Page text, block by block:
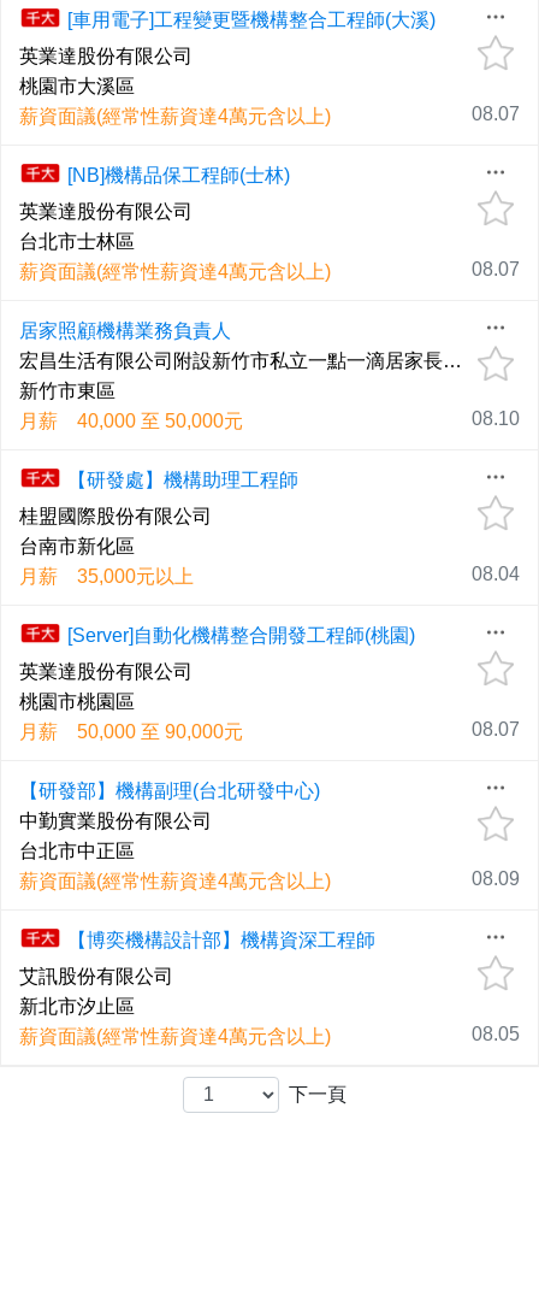
[車用電子]工程變更暨機構整合工程師(大溪)
英業達股份有限公司
桃園市大溪區
薪資面議(經常性薪資達4萬元含以上)
08.07
[NB]機構品保工程師(士林)
英業達股份有限公司
台北市士林區
薪資面議(經常性薪資達4萬元含以上)
08.07
居家照顧機構業務負責人
宏昌生活有限公司附設新竹市私立一點一滴居家長照機構
新竹市東區
月薪 40,000 至 50,000元
08.10
【研發處】機構助理工程師
桂盟國際股份有限公司
台南市新化區
月薪 35,000元以上
08.04
[Server]自動化機構整合開發工程師(桃園)
英業達股份有限公司
桃園市桃園區
月薪 50,000 至 90,000元
08.07
【研發部】機構副理(台北研發中心)
中勤實業股份有限公司
台北市中正區
薪資面議(經常性薪資達4萬元含以上)
08.09
【博奕機構設計部】機構資深工程師
艾訊股份有限公司
新北市汐止區
薪資面議(經常性薪資達4萬元含以上)
08.05
下一頁